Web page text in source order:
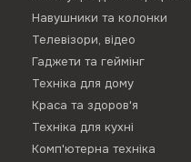
Навушники та колонки
Телевізори, відео
Гаджети та геймінг
Техніка для дому
Краса та здоров'я
Техніка для кухні
Комп'ютерна техніка